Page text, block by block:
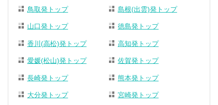
鳥取発トップ 島根(出雲)発トップ
山口発トップ 徳島発トップ
香川(高松)発トップ 高知発トップ
愛媛(松山)発トップ 佐賀発トップ
長崎発トップ 熊本発トップ
大分発トップ 宮崎発トップ